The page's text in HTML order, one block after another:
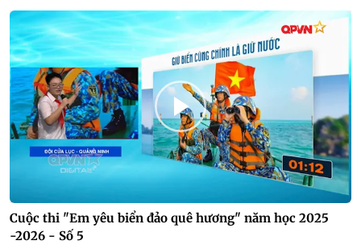
Cuộc thi "Em yêu biển đảo quê hương" năm học 2025
-2026 - Số 5